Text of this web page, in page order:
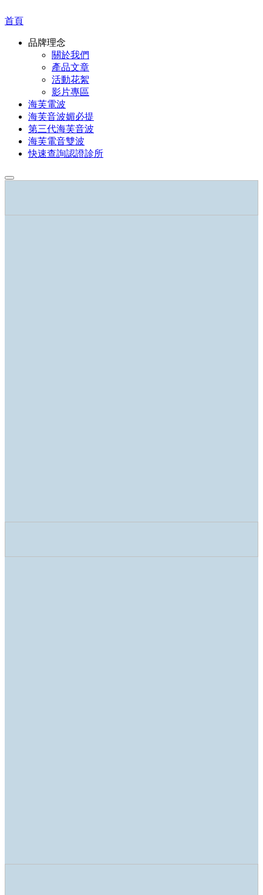
首頁
品牌理念
關於我們
產品文章
活動花絮
影片專區
海芙電波
海芙音波媚必提
第三代海芙音波
海芙電音雙波
快速查詢認證診所